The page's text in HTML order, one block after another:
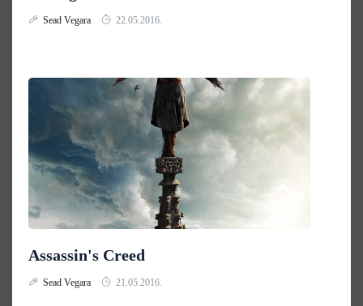
Sead Vegara 22.05.2016.
Assassin's Creed
Sead Vegara 21.05.2016.